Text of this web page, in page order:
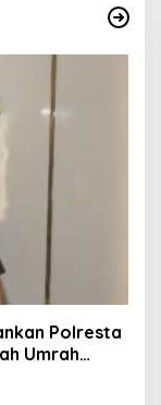
Polresta
Umrah